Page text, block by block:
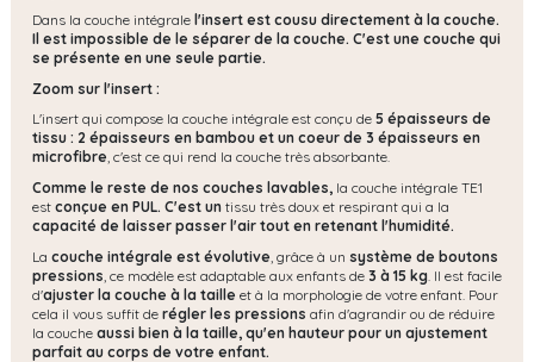
Dans la couche intégrale l'insert est cousu directement à la couche.
Il est impossible de le séparer de la couche. C'est une couche qui
se présente en une seule partie.
Zoom sur l'insert :
L'insert qui compose la couche intégrale est conçu de 5 épaisseurs de
tissu : 2 épaisseurs en bambou et un coeur de 3 épaisseurs en
microfibre, c'est ce qui rend la couche très absorbante.
Comme le reste de nos couches lavables, la couche intégrale TE1
est conçue en PUL. C'est un tissu très doux et respirant qui a la
capacité de laisser passer l'air tout en retenant l'humidité.
La couche intégrale est évolutive , grâce à un système de boutons
pressions , ce modèle est adaptable aux enfants de 3 à 15 kg . Il est facile
d'ajuster la couche à la taille et à la morphologie de votre enfant. Pour
cela il vous suffit de régler les pressions afin d'agrandir ou de réduire
la couche aussi bien à la taille, qu'en hauteur pour un ajustement
parfait au corps de votre enfant.